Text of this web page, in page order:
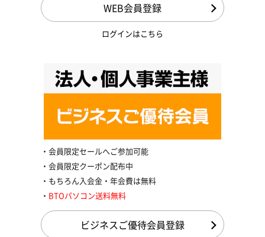
WEB会員登録
ログインはこちら
会員限定セールへご参加可能
会員限定クーポン配布中
もちろん入会金・年会費は無料
BTOパソコン送料無料
ビジネスご優待会員登録